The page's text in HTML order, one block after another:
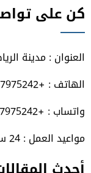
على
فيسبوك
على
تويتر
كن على
العنوان : مدينة
الهاتف : +966537975242
واتساب : +966537975242
مواعيد العمل : 24 ساعة طوال أيام الأسبوع